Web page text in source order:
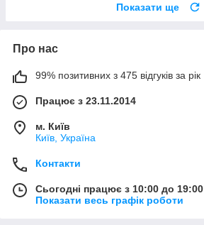
Показати ще
Про нас
99% позитивних з 475 відгуків за рік
Працює з 23.11.2014
м. Київ
Київ, Україна
Контакти
Сьогодні працює з 10:00 до 19:00
Показати весь графік роботи